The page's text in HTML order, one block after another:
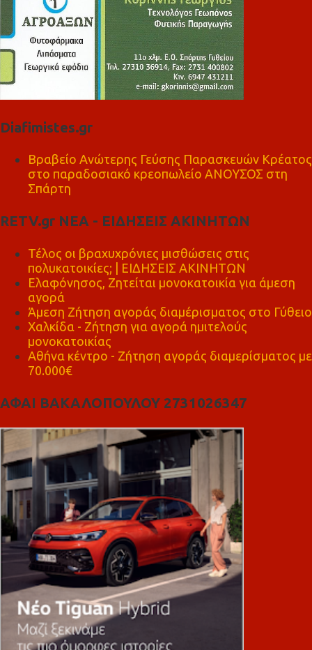
Diafimistes.gr
Βραβείο Ανώτερης Γεύσης Παρασκευών Κρέατος
στο παραδοσιακό κρεοπωλείο ΑΝΟΥΣΟΣ στη
Σπάρτη
RETV.gr ΝΕΑ - ΕΙΔΗΣΕΙΣ ΑΚΙΝΗΤΩΝ
Τέλος οι βραχυχρόνιες μισθώσεις στις
πολυκατοικίες; | ΕΙΔΗΣΕΙΣ ΑΚΙΝΗΤΩΝ
Ελαφόνησος, Ζητείται μονοκατοικία για άμεση
αγορά
Άμεση Ζήτηση αγοράς διαμέρισματος στο Γύθειο
Χαλκίδα - Ζήτηση για αγορά ημιτελούς
μονοκατοικίας
Αθήνα κέντρο - Ζήτηση αγοράς διαμερίσματος με
70.000€
ΑΦΑΙ ΒΑΚΑΛΟΠΟΥΛΟΥ 2731026347